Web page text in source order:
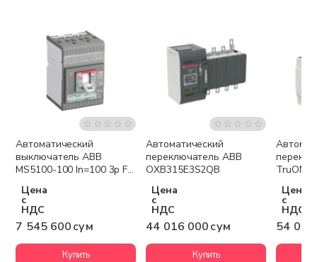
Бесплатная доставка
Автоматический
выключатель ABB
MS5100-100 In=100 3p F F
Цена
с
НДС
7 545 600 сум
Купить
Бесплатная доставка
Автоматический
переключатель ABB
OXB315E3S2QB
Цена
с
НДС
44 016 000 сум
Купить
TruONE
Цена
с
НДС
54 050